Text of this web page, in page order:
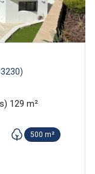
Maison 5 pièce(s) 4 chambre(s) 129 m²
500 m²